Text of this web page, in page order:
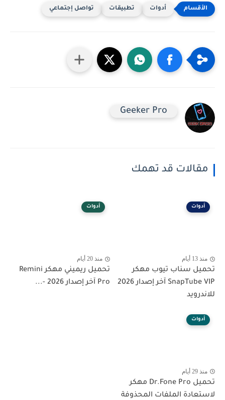
أدوات تطبيقات تواصل إجتماعي
Geeker Pro
مقالات قد تهمك
أدوات
منذ 13 أيام
تحميل سناب تيوب مهكر
SnapTube VIP آخر إصدار 2026
للاندرويد
أدوات
منذ 20 أيام
تحميل ريميني مهكر Remini
Pro آخر إصدار 2026 -...
أدوات
منذ 29 أيام
تحميل Dr.Fone Pro مهكر
لاستعادة الملفات المحذوفة